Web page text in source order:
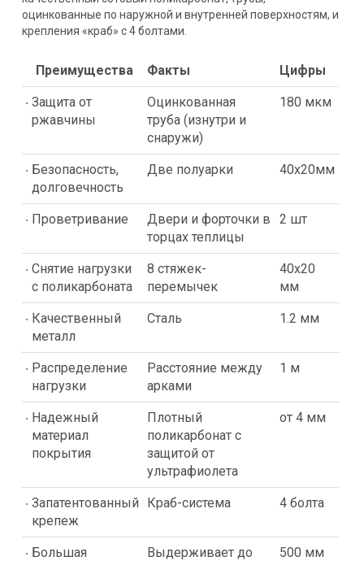
оцинкованные по наружной и внутренней поверхностям, и
крепления «краб» с 4 болтами.
Преимущества Факты Цифры
Защита от
ржавчины
Оцинкованная
труба (изнутри и
снаружи)
180 мкм
Безопасность,
долговечность
Две полуарки 40х20мм
Проветривание
Двери и форточки в
торцах теплицы
2 шт
Снятие нагрузки
с поликарбоната
8 стяжек-
перемычек
40х20
мм
Качественный
металл
Сталь 1.2 мм
Распределение
нагрузки
Расстояние между
арками
1 м
Надежный
материал
покрытия
Плотный
поликарбонат с
защитой от
ультрафиолета
от 4 мм
Запатентованный
крепеж
Краб-система 4 болта
Большая
Выдерживает до
500 мм